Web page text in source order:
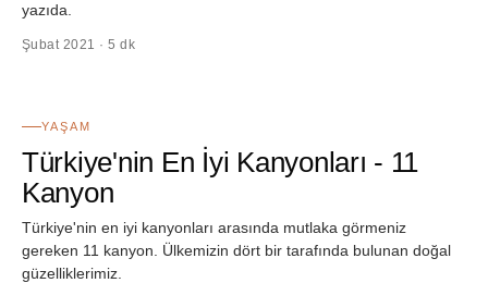
yazıda.
Şubat 2021 · 5 dk
YAŞAM
Türkiye'nin En İyi Kanyonları - 11
Kanyon
Türkiye'nin en iyi kanyonları arasında mutlaka görmeniz
gereken 11 kanyon. Ülkemizin dört bir tarafında bulunan doğal
güzelliklerimiz.